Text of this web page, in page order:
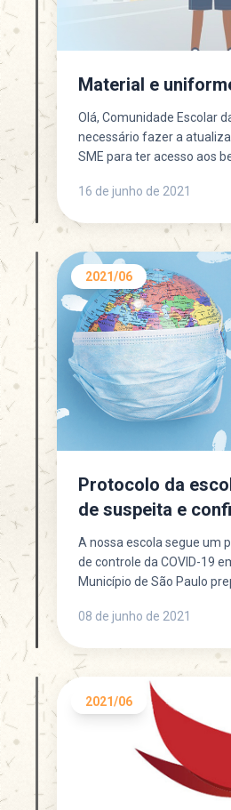
Material e
Olá, Comunidade Escolar
necessário fazer a
SME para ter acesso aos
16 de junho de 2021
2021/06
Protocolo da
de suspeita e
19
A nossa escola segue um
de controle da COVID-19
Município de São Paulo
08 de junho de 2021
2021/06